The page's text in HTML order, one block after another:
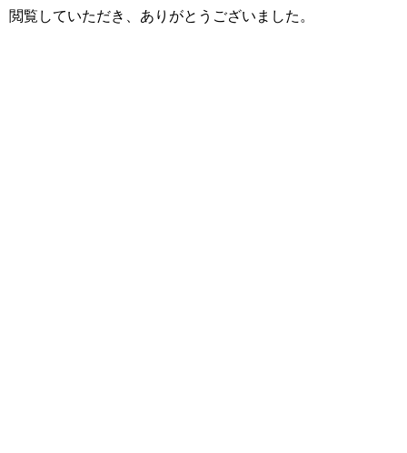
閲覧していただき、ありがとうございました。